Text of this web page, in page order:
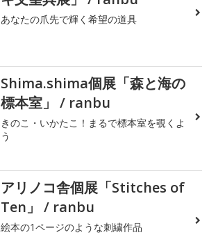
あなたの爪先で輝く希望の道具
Shima.shima個展「森と海の
標本室」 / ranbu
きのこ・いかたこ！まるで標本室を覗くよ
う
アリノコ舎個展「Stitches of
Ten」 / ranbu
絵本の1ページのような刺繍作品